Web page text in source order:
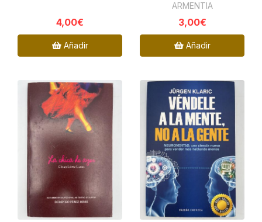
4,00€
Añadir
ARMENTIA
3,00€
Añadir